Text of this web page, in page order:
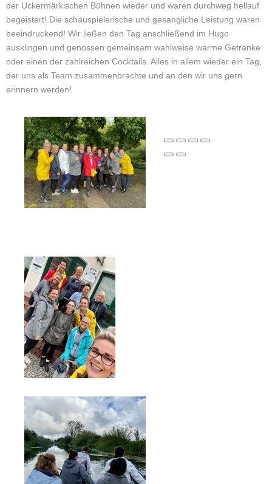
der Uckermärkischen Bühnen wieder und waren durchweg hellauf
begeistert! Die schauspielerische und gesangliche Leistung waren
beeindruckend! Wir ließen den Tag anschließend im Hugo
ausklingen und genossen gemeinsam wahlweise warme Getränke
oder einen der zahlreichen Cocktails. Alles in allem wieder ein Tag,
der uns als Team zusammenbrachte und an den wir uns gern
erinnern werden!